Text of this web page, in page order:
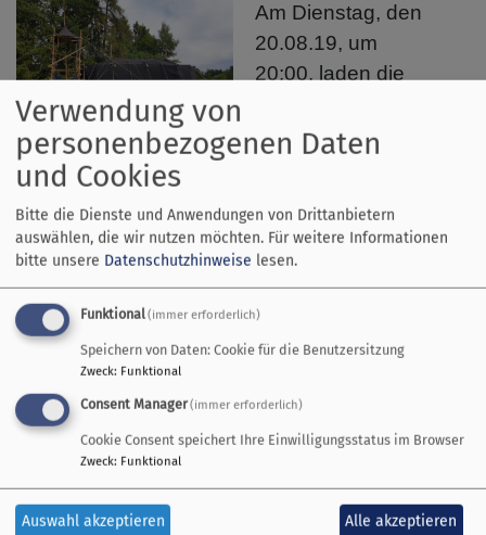
Bildrechte D. Wnendt
Am Dienstag, den
20.08.19, um
20:00, laden die
Dominikus
Zimmermann in die festlich beleuchtete
Dirk Wnendt und Jugendreferent Dominik
Drogat. Anschließend bieten wir allen
Interessierten eine Singerunde am
Lagerfeuer und Stockbrot für die Kinder.
Außerhalb Dießen-Wengen, hinter der
Tierklinik, den Schildern "Zeltlager" folgen
(ab dem Ortschild ca 3 km bis zur
Abzweigung links).
Wir freuen uns auf euch!
Verwendung von
personenbezogenen Daten
und Cookies
Bitte die Dienste und Anwendungen von Drittanbietern
auswählen, die wir nutzen möchten. Für weitere Informationen
bitte unsere Datenschutzhinweise lesen.
Funktional(immer erforderlich)
Speichern von Daten: Cookie für die Benutzersitzung
Zweck: Funktional
Consent Manager(immer erforderlich)
Cookie Consent speichert Ihre Einwilligungsstatus im Browser
Zweck: Funktional
Auswahl akzeptieren Alle akzeptieren